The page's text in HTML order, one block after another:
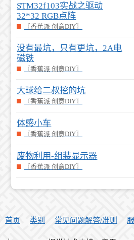
STM32f103实战之驱动
32*32 RGB点阵
〖香蕉派 创意DIY〗
没有最坑，只有更坑，2A电
磁铁
〖香蕉派 创意DIY〗
大球给二叔挖的坑
〖香蕉派 创意DIY〗
体感小车
〖香蕉派 创意DIY〗
废物利用-组装显示器
〖香蕉派 创意DIY〗
首页 类别 常见问题解答/准则